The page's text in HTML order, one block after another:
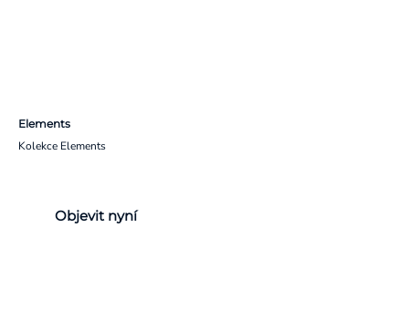
Elements
Kolekce Elements
Objevit nyní